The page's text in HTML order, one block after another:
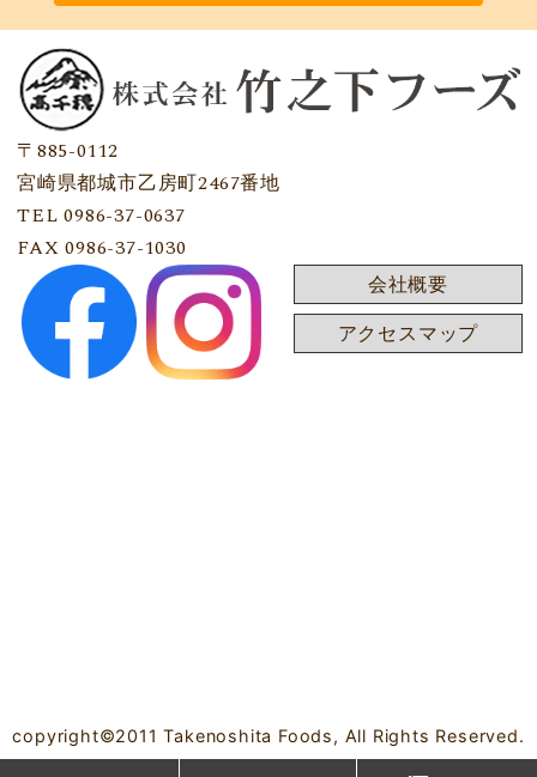
〒885-0112
宮崎県都城市乙房町2467番地
TEL 0986-37-0637
FAX 0986-37-1030
会社概要
アクセスマップ
copyright©2011 Takenoshita Foods, All Rights Reserved.